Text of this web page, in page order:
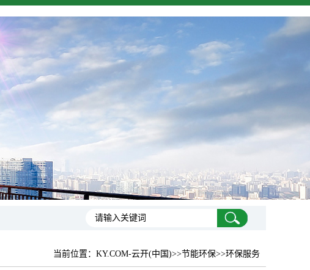
当前位置： KY.COM-云开(中国)>>节能环保>>环保服务